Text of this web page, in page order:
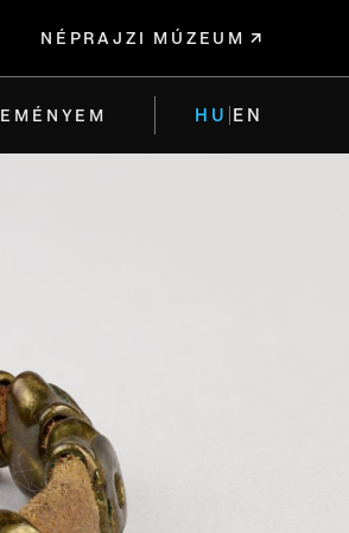
NÉPRAJZI MÚZEUM
HU EN